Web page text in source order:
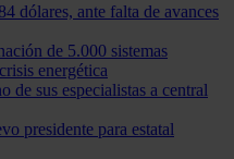
dólares, ante falta de avances
de 5.000 sistemas
energética
de sus especialistas a central
presidente para estatal